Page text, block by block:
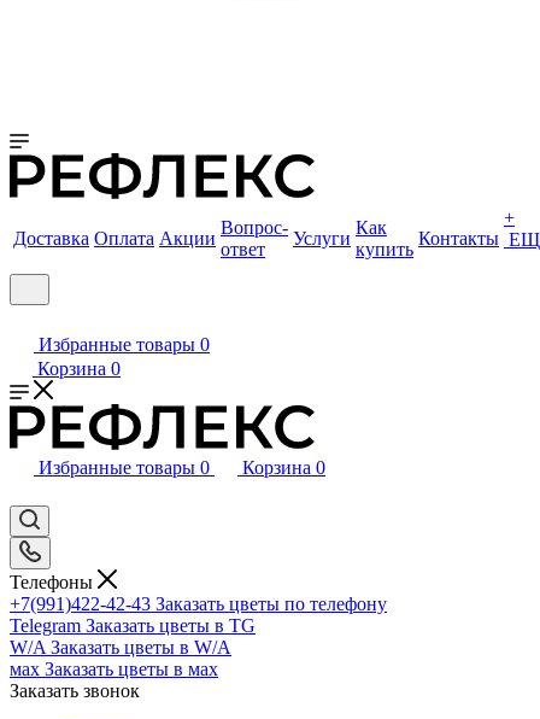
Доставка Оплата Акции
Вопрос-
ответ
Услуги
Как
купить
Контакты
+
Избранные товары 0
Корзина 0
Избранные товары 0 Корзина 0
Телефоны
+7(991)422-42-43 Заказать цветы по телефону
Telegram Заказать цветы в TG
W/A Заказать цветы в W/A
мах Заказать цветы в мах
Заказать звонок